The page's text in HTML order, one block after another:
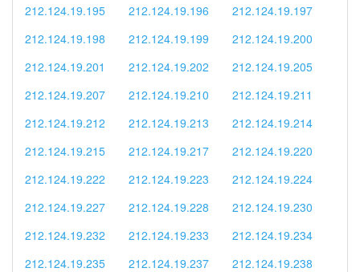
212.124.19.195
212.124.19.196
212.124.19.197
212.124.19.198
212.124.19.199
212.124.19.200
212.124.19.201
212.124.19.202
212.124.19.205
212.124.19.207
212.124.19.210
212.124.19.211
212.124.19.212
212.124.19.213
212.124.19.214
212.124.19.215
212.124.19.217
212.124.19.220
212.124.19.222
212.124.19.223
212.124.19.224
212.124.19.227
212.124.19.228
212.124.19.230
212.124.19.232
212.124.19.233
212.124.19.234
212.124.19.235
212.124.19.237
212.124.19.238